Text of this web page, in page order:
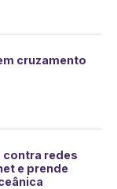
cruzamento
contra redes
e prende